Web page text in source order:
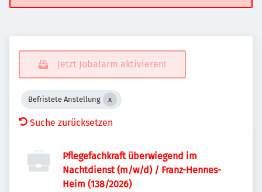
Jetzt Jobalarm aktivieren!
Befristete Anstellung
Suche zurücksetzen
Pflegefachkraft überwiegend im
Nachtdienst (m/w/d) / Franz-Hennes-
Heim (138/2026)